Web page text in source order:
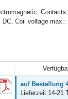
Coil voltage
auf Bestellung
Lieferzeit 14-21